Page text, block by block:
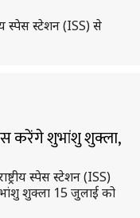
स्पेस स्टेशन (ISS) से
करेंगे शुभांशु शुक्ला,
स्पेस स्टेशन (ISS)
शुक्ला 15 जुलाई को